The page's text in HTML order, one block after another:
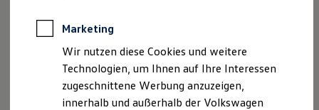
Rekuperation
Laden unterwegs
Laden Zuhause
Ladestationen finden
Ladezeitensimulator
Batterie
Aus dem Stand heraus erreicht der Golf
Clubsport die
100 km/h bereits nach 5,6 Sekunden.
Die Vorderachs-
Differenzialsperre in Kombination mit der
Progressivlenkung sorgt selbst bei der
Marketing
Wir nutzen diese Cookies und weitere
Technologien, um Ihnen auf Ihre Interessen
zugeschnittene Werbung anzuzeigen,
innerhalb und außerhalb der Volkswagen